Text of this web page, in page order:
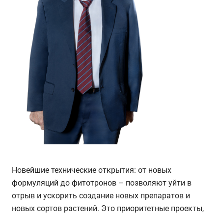
Новейшие технические открытия: от новых
формуляций до фитотронов – позволяют уйти в
отрыв и ускорить создание новых препаратов и
новых сортов растений. Это приоритетные проекты,